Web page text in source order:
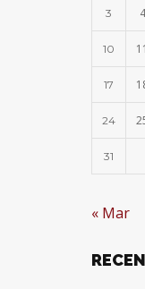
3 4
10 11
17
24
31
« Mar